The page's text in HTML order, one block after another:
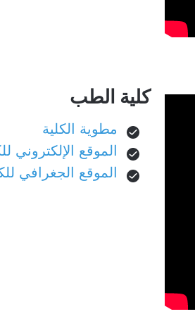
كلية الطب
مطوية الكلية
الموقع الإلكتروني
الموقع الجغرافي